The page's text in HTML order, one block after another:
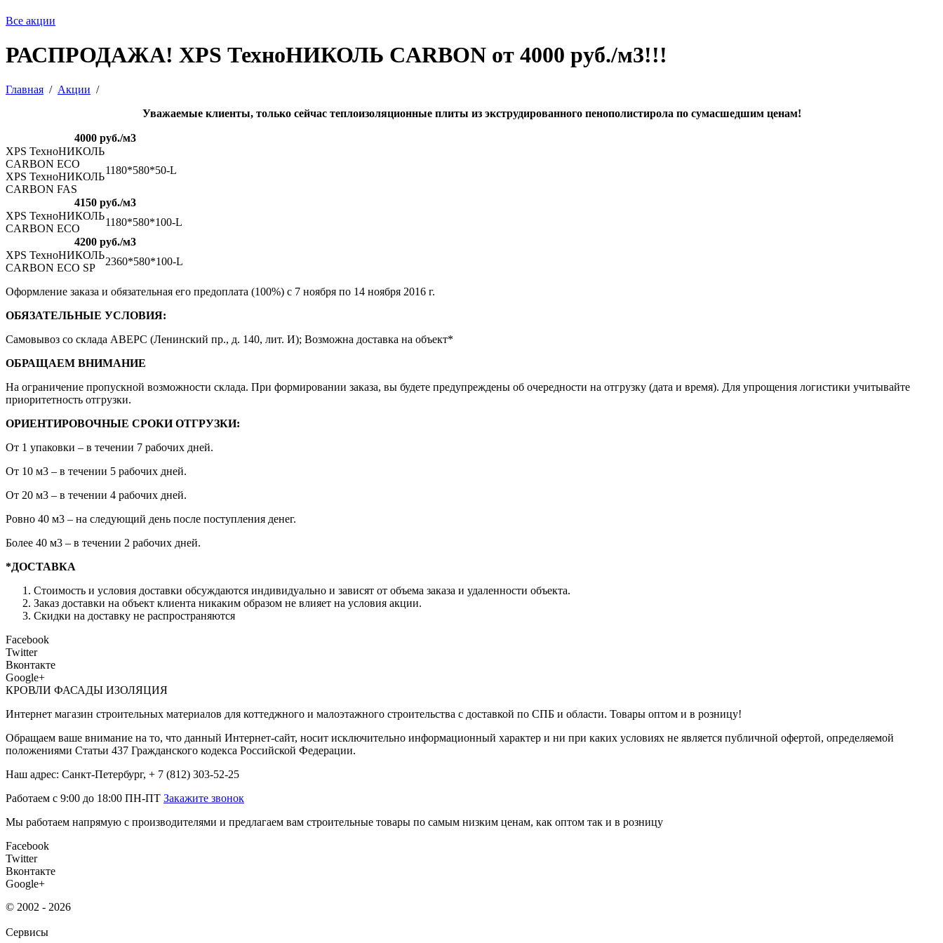
Все акции
РАСПРОДАЖА! XPS ТехноНИКОЛЬ CARBON от 4000 руб./м3!!!
Главная / Акции /
Уважаемые клиенты, только сейчас теплоизоляционные плиты из экструдированного пенополистирола по сумасшедшим ценам!
4000 руб./м3
XPS ТехноНИКОЛЬ
CARBON ECO
1180*580*50-L
XPS ТехноНИКОЛЬ
CARBON FAS
4150 руб./м3
XPS ТехноНИКОЛЬ
CARBON ECO
1180*580*100-L
4200 руб./м3
XPS ТехноНИКОЛЬ
CARBON ECO SP
2360*580*100-L
Оформление заказа и обязательная его предоплата (100%) с 7 ноября по 14 ноября 2016 г.
ОБЯЗАТЕЛЬНЫЕ УСЛОВИЯ:
Самовывоз со склада АВЕРС (Ленинский пр., д. 140, лит. И); Возможна доставка на объект*
ОБРАЩАЕМ ВНИМАНИЕ
На ограничение пропускной возможности склада. При формировании заказа, вы будете предупреждены об очередности на отгрузку (дата и время). Для упрощения логистики учитывайте
приоритетность отгрузки.
ОРИЕНТИРОВОЧНЫЕ СРОКИ ОТГРУЗКИ:
От 1 упаковки – в течении 7 рабочих дней.
От 10 м3 – в течении 5 рабочих дней.
От 20 м3 – в течении 4 рабочих дней.
Ровно 40 м3 – на следующий день после поступления денег.
Более 40 м3 – в течении 2 рабочих дней.
*ДОСТАВКА
Стоимость и условия доставки обсуждаются индивидуально и зависят от объема заказа и удаленности объекта.
Заказ доставки на объект клиента никаким образом не влияет на условия акции.
Скидки на доставку не распространяются
Facebook
Twitter
Вконтакте
Google+
КРОВЛИ ФАСАДЫ ИЗОЛЯЦИЯ
Интернет магазин строительных материалов для коттеджного и малоэтажного строительства с доставкой по СПБ и области. Товары оптом и в розницу!
Обращаем ваше внимание на то, что данный Интернет-сайт, носит исключительно информационный характер и ни при каких условиях не является публичной офертой, определяемой
положениями Статьи 437 Гражданского кодекса Российской Федерации.
Наш адрес: Санкт-Петербург, + 7 (812) 303-52-25
Работаем с 9:00 до 18:00 ПН-ПТ Закажите звонок
Мы работаем напрямую с производителями и предлагаем вам строительные товары по самым низким ценам, как оптом так и в розницу
Facebook
Twitter
Вконтакте
Google+
© 2002 - 2026
Сервисы